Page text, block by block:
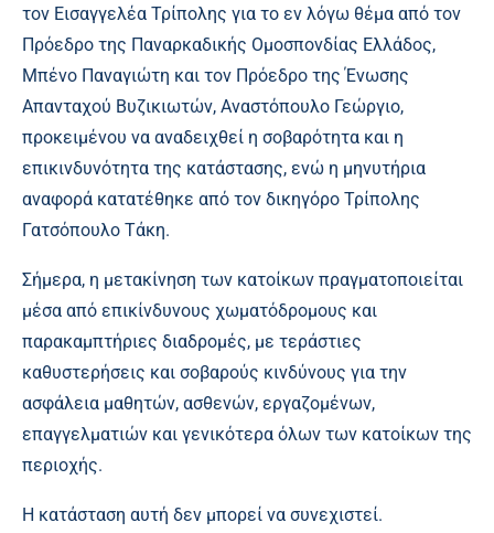
τον Εισαγγελέα Τρίπολης για το εν λόγω θέμα από τον
Πρόεδρο της Παναρκαδικής Ομοσπονδίας Ελλάδος,
Μπένο Παναγιώτη και τον Πρόεδρο της Ένωσης
Απανταχού Βυζικιωτών, Αναστόπουλο Γεώργιο,
προκειμένου να αναδειχθεί η σοβαρότητα και η
επικινδυνότητα της κατάστασης, ενώ η μηνυτήρια
αναφορά κατατέθηκε από τον δικηγόρο Τρίπολης
Γατσόπουλο Τάκη.
Σήμερα, η μετακίνηση των κατοίκων πραγματοποιείται
μέσα από επικίνδυνους χωματόδρομους και
παρακαμπτήριες διαδρομές, με τεράστιες
καθυστερήσεις και σοβαρούς κινδύνους για την
ασφάλεια μαθητών, ασθενών, εργαζομένων,
επαγγελματιών και γενικότερα όλων των κατοίκων της
περιοχής.
Η κατάσταση αυτή δεν μπορεί να συνεχιστεί.